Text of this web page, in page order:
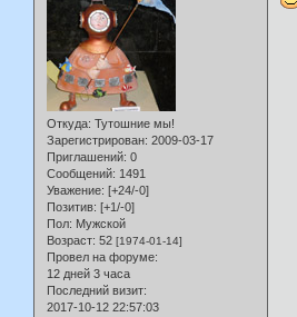
Откуда: Тутошние мы!
Зарегистрирован: 2009-03-17
Приглашений: 0
Сообщений: 1491
Уважение: [+24/-0]
Позитив: [+1/-0]
Пол: Мужской
Возраст: 52 [1974-01-14]
Провел на форуме:
12 дней 3 часа
Последний визит:
2017-10-12 22:57:03